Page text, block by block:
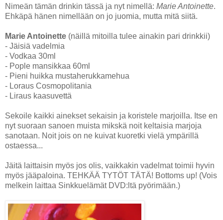
Nimeän tämän drinkin tässä ja nyt nimellä: Marie Antoinette.
Ehkäpä hänen nimellään on jo juomia, mutta mitä siitä.
Marie Antoinette (näillä mitoilla tulee ainakin pari drinkkii)
- Jäisiä vadelmia
- Vodkaa 30ml
- Pople mansikkaa 60ml
- Pieni huikka mustaherukkamehua
- Loraus Cosmopolitania
- Liraus kaasuvettä
Sekoile kaikki ainekset sekaisin ja koristele marjoilla. Itse en
nyt suoraan sanoen muista mikskä noit keltaisia marjoja
sanotaan. Noit jois on ne kuivat kuoretki vielä ympärillä
ostaessa...
Jäitä laittaisin myös jos olis, vaikkakin vadelmat toimii hyvin
myös jääpaloina. TEHKÄÄ TYTÖT TÄTÄ! Bottoms up! (Vois
melkein laittaa Sinkkuelämät DVD:ltä pyörimään.)